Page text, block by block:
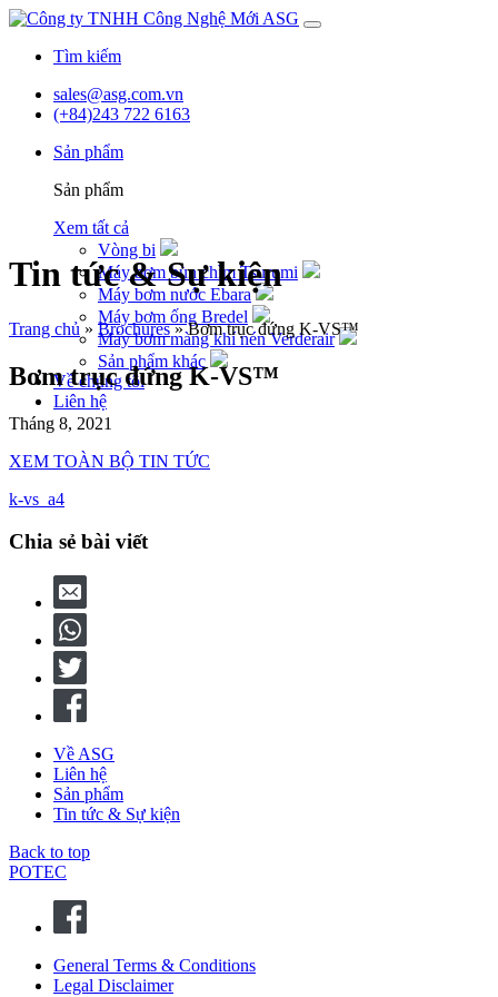
Skip
contentTìm kiếm
sales@asg.com.vn
(+84)243 722 6163
Sản phẩm
Sản phẩm
Xem tất cả
Vòng bi
Máy bơm bùn chìm Tsurumi
Máy bơm nước Ebara
Máy bơm ống Bredel
Máy bơm màng khí nén Verderair
Sản phẩm khác
Về chúng tôi
Liên hệ
Tin tức & Sự kiện
Trang chủ » Brochures»Bơm trục đứng K-VS™
Bơm trục đứng K-VS™
Tháng 8, 2021
XEM TOÀN BỘ TIN TỨC
k-vs_a4
Chia sẻ bài viết
Về ASG
Liên hệ
Sản phẩm
Tin tức & Sự kiện
Back to top
POTEC
General Terms & Conditions
Legal Disclaimer